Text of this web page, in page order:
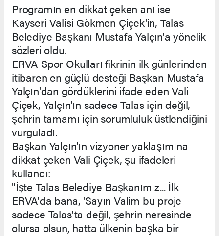
Programın en dikkat çeken anı ise
Kayseri Valisi Gökmen Çiçek'in, Talas
Belediye Başkanı Mustafa Yalçın'a yönelik
sözleri oldu.
ERVA Spor Okulları fikrinin ilk günlerinden
itibaren en güçlü desteği Başkan Mustafa
Yalçın'dan gördüklerini ifade eden Vali
Çiçek, Yalçın'ın sadece Talas için değil,
şehrin tamamı için sorumluluk üstlendiğini
vurguladı.
Başkan Yalçın'ın vizyoner yaklaşımına
dikkat çeken Vali Çiçek, şu ifadeleri
kullandı:
"İşte Talas Belediye Başkanımız... İlk
ERVA'da bana, 'Sayın Valim bu proje
sadece Talas'ta değil, şehrin neresinde
olursa olsun, hatta ülkenin başka bir